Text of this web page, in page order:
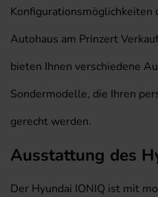
Konfigurationsmöglichkeiten
Autohaus am Prinzert
bieten Ihnen verschiedene
Sondermodelle, die Ihren
gerecht werden.
Ausstattung des
Der Hyundai IONIQ ist mit